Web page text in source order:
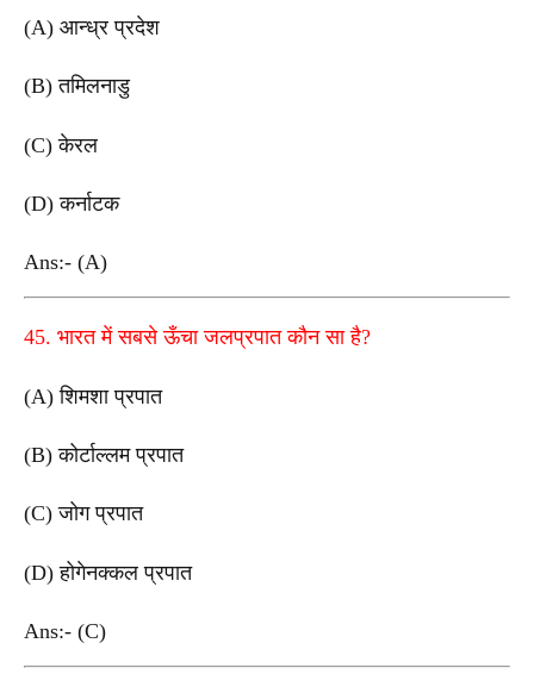
(A) आन्ध्र प्रदेश
(B) तमिलनाडु
(C) केरल
(D) कर्नाटक
Ans:- (A)
45. भारत में सबसे ऊँचा जलप्रपात कौन सा है?
(A) शिमशा प्रपात
(B) कोर्टाल्लम प्रपात
(C) जोग प्रपात
(D) होगेनक्कल प्रपात
Ans:- (C)